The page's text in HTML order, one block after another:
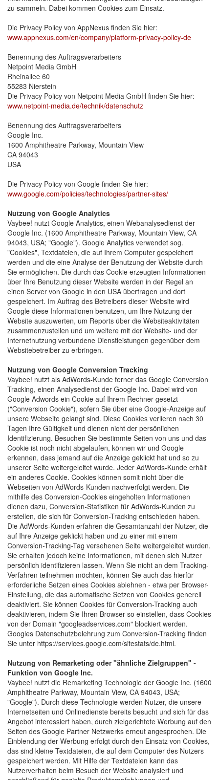
zu sammeln. Dabei kommen Cookies zum Einsatz.
Die Privacy Policy von AppNexus finden Sie hier:
www.appnexus.com/en/company/platform-privacy-policy-de
Benennung des Auftragsverarbeiters
Netpoint Media GmbH
Rheinallee 60
55283 Nierstein
Die Privacy Policy von Netpoint Media GmbH finden Sie hier:
www.netpoint-media.de/technik/datenschutz
Benennung des Auftragsverarbeiters
Google Inc.
1600 Amphitheatre Parkway, Mountain View
CA 94043
USA
Die Privacy Policy von Google finden Sie hier:
www.google.com/policies/technologies/partner-sites/
Nutzung von Google Analytics
Vaybee! nutzt Google Analytics, einen Webanalysedienst der
Google Inc. (1600 Amphitheatre Parkway, Mountain View, CA
94043, USA; "Google"). Google Analytics verwendet sog.
"Cookies", Textdateien, die auf Ihrem Computer gespeichert
werden und die eine Analyse der Benutzung der Website durch
Sie ermöglichen. Die durch das Cookie erzeugten Informationen
über Ihre Benutzung dieser Website werden in der Regel an
einen Server von Google in den USA übertragen und dort
gespeichert. Im Auftrag des Betreibers dieser Website wird
Google diese Informationen benutzen, um Ihre Nutzung der
Website auszuwerten, um Reports über die Websiteaktivitäten
zusammenzustellen und um weitere mit der Website- und der
Internetnutzung verbundene Dienstleistungen gegenüber dem
Websitebetreiber zu erbringen.
Nutzung von Google Conversion Tracking
Vaybee! nutzt als AdWords-Kunde ferner das Google Conversion
Tracking, einen Analysedienst der Google Inc. Dabei wird von
Google Adwords ein Cookie auf Ihrem Rechner gesetzt
("Conversion Cookie"), sofern Sie über eine Google-Anzeige auf
unsere Webseite gelangt sind. Diese Cookies verlieren nach 30
Tagen Ihre Gültigkeit und dienen nicht der persönlichen
Identifizierung. Besuchen Sie bestimmte Seiten von uns und das
Cookie ist noch nicht abgelaufen, können wir und Google
erkennen, dass jemand auf die Anzeige geklickt hat und so zu
unserer Seite weitergeleitet wurde. Jeder AdWords-Kunde erhält
ein anderes Cookie. Cookies können somit nicht über die
Webseiten von AdWords-Kunden nachverfolgt werden. Die
mithilfe des Conversion-Cookies eingeholten Informationen
dienen dazu, Conversion-Statistiken für AdWords-Kunden zu
erstellen, die sich für Conversion-Tracking entschieden haben.
Die AdWords-Kunden erfahren die Gesamtanzahl der Nutzer, die
auf Ihre Anzeige geklickt haben und zu einer mit einem
Conversion-Tracking-Tag versehenen Seite weitergeleitet wurden.
Sie erhalten jedoch keine Informationen, mit denen sich Nutzer
persönlich identifizieren lassen. Wenn Sie nicht an dem Tracking-
Verfahren teilnehmen möchten, können Sie auch das hierfür
erforderliche Setzen eines Cookies ablehnen - etwa per Browser-
Einstellung, die das automatische Setzen von Cookies generell
deaktiviert. Sie können Cookies für Conversion-Tracking auch
deaktivieren, indem Sie Ihren Browser so einstellen, dass Cookies
von der Domain "googleadservices.com" blockiert werden.
Googles Datenschutzbelehrung zum Conversion-Tracking finden
Sie unter https://services.google.com/sitestats/de.html.
Nutzung von Remarketing oder "ähnliche Zielgruppen" -
Funktion von Google Inc.
Vaybee! nutzt die Remarketing Technologie der Google Inc. (1600
Amphitheatre Parkway, Mountain View, CA 94043, USA;
"Google"). Durch diese Technologie werden Nutzer, die unsere
Internetseiten und Onlinedienste bereits besucht und sich für das
Angebot interessiert haben, durch zielgerichtete Werbung auf den
Seiten des Google Partner Netzwerks erneut angesprochen. Die
Einblendung der Werbung erfolgt durch den Einsatz von Cookies,
das sind kleine Textdateien, die auf dem Computer des Nutzers
gespeichert werden. Mit Hilfe der Textdateien kann das
Nutzerverhalten beim Besuch der Website analysiert und